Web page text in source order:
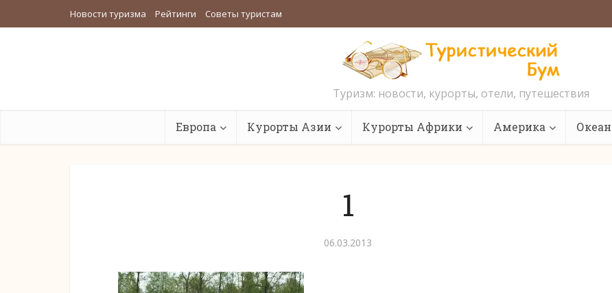
Новости туризма Рейтинги Советы туристам
Туризм: новости, курорты, отели, путешествия
Европа Курорты Азии Курорты Африки Америка
1
06.03.2013